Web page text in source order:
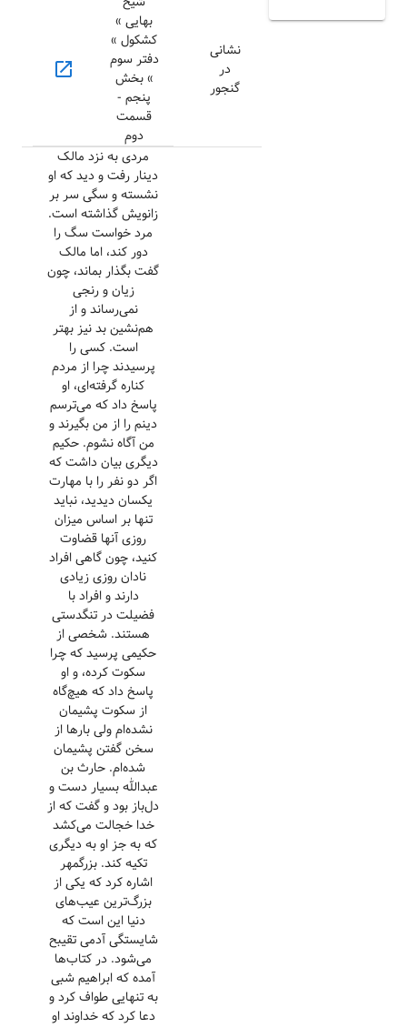
نشانی
در
گنجور
بهایی »
کشکول »
دفتر سوم
» بخش
پنجم -
قسمت
دوم
open_in_new
مردی به نزد مالک
دینار رفت و دید که او
نشسته و سگی سر بر
زانویش گذاشته است.
مرد خواست سگ را
دور کند، اما مالک
گفت بگذار بماند، چون
زیان و رنجی
نمی‌رساند و از
هم‌نشین بد نیز بهتر
است. کسی را
پرسیدند چرا از مردم
کناره گرفته‌ای، او
پاسخ داد که می‌ترسم
دینم را از من بگیرند و
من آگاه نشوم. حکیم
دیگری بیان داشت که
اگر دو نفر را با مهارت
یکسان دیدید، نباید
تنها بر اساس میزان
روزی آنها قضاوت
کنید، چون گاهی افراد
نادان روزی زیادی
دارند و افراد با
فضیلت در تنگدستی
هستند. شخصی از
حکیمی پرسید که چرا
سکوت کرده، و او
پاسخ داد که هیچ‌گاه
از سکوت پشیمان
نشده‌ام ولی بارها از
سخن گفتن پشیمان
شده‌ام. حارث بن
عبدالله بسیار دست و
دل‌باز بود و گفت که از
خدا خجالت می‌کشد
که به جز او به دیگری
تکیه کند. بزرگمهر
اشاره کرد که یکی از
بزرگ‌ترین عیب‌های
دنیا این است که
شایستگی آدمی تقیبح
می‌شود. در کتاب‌ها
آمده که ابراهیم شبی
به تنهایی طواف کرد و
دعا کرد که خداوند او